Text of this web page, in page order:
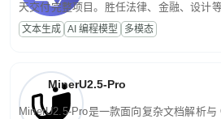
天交付完整项目。胜任法律、金融、设计
话端到端交付生产级成果。原生视觉理解
程，支持超长文档与长视频的深度语义解
文本生成 AI 编程模型 多模态
MinerU2.5-Pro
MinerU2.5-Pro是一款面向复杂文档解析